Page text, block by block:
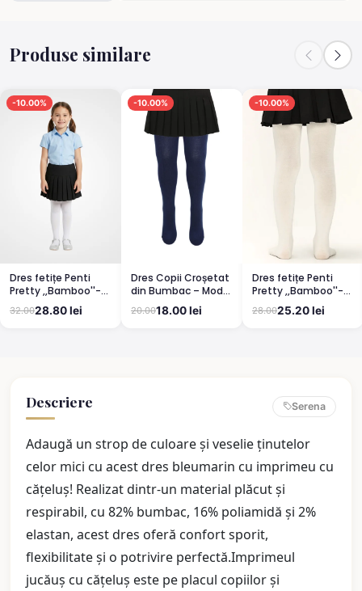
Produse similare
-10.00%
Dres fetițe Penti
Pretty ,,Bamboo''-
mat, opac, culoare
alb
32.0028.80 lei
-10.00%
Dres Copii Croșetat
din Bumbac – Model
Elegant și
Confortabil
20.0018.00 lei
-10.00%
Dres fetițe Penti
Pretty ,,Bamboo''-
mat, opac, culoare
vanilie
28.0025.20 lei
Descriere Serena
Adaugă un strop de culoare și veselie ținutelor
celor mici cu acest dres bleumarin cu imprimeu cu
cățeluș! Realizat dintr-un material plăcut și
respirabil, cu 82% bumbac, 16% poliamidă și 2%
elastan, acest dres oferă confort sporit,
flexibilitate și o potrivire perfectă.Imprimeul
jucăuș cu cățeluș este pe placul copiilor și